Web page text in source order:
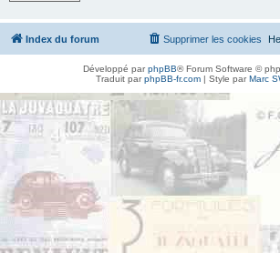
Index du forum Supprimer les cookies
Développé parphpBB® Forum Software ©
Traduit parphpBB-fr.com| Style parMarc